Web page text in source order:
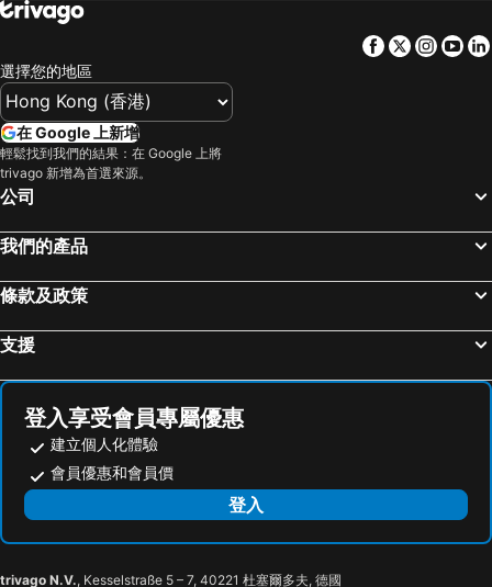
Facebook
Twitter
選擇您的地區
在 Google 上新增
輕鬆找到我們的結果：在 Google 上將
trivago 新增為首選來源。
公司
我們的產品
條款及政策
支援
登入享受會員專屬優惠
建立個人化體驗
會員優惠和會員價
登入
trivago N.V., Kesselstraße 5 – 7, 40221 杜塞爾多夫, 德國